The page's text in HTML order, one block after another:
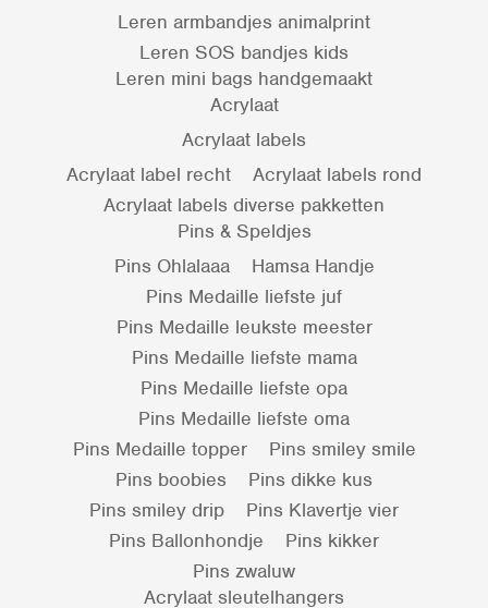
Leren armbandjes animalprint
Leren SOS bandjes kids
Leren mini bags handgemaakt
Acrylaat
Acrylaat labels
Acrylaat label recht
Acrylaat labels rond
Acrylaat labels diverse pakketten
Pins & Speldjes
Pins Ohlalaaa
Hamsa Handje
Pins Medaille liefste juf
Pins Medaille leukste meester
Pins Medaille liefste mama
Pins Medaille liefste opa
Pins Medaille liefste oma
Pins Medaille topper
Pins smiley smile
Pins boobies
Pins dikke kus
Pins smiley drip
Pins Klavertje vier
Pins Ballonhondje
Pins kikker
Pins zwaluw
Acrylaat sleutelhangers